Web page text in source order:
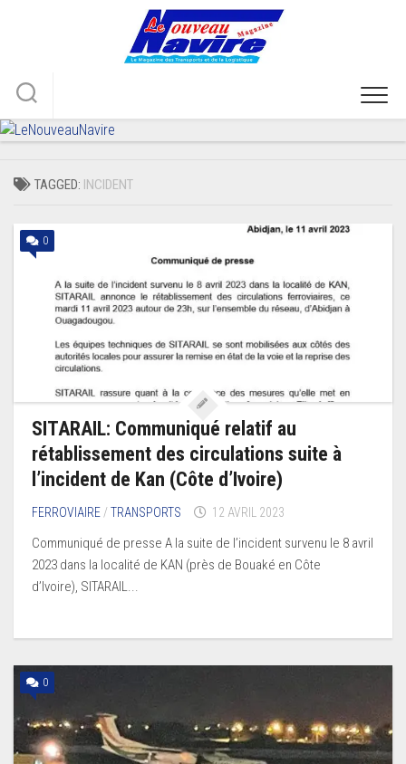
TAGGED: INCIDENT
0
SITARAIL: Communiqué relatif au
rétablissement des circulations suite à
l’incident de Kan (Côte d’Ivoire)
FERROVIAIRE /TRANSPORTS 12 AVRIL 2023
Communiqué de presse A la suite de l’incident survenu le 8 avril
2023 dans la localité de KAN (près de Bouaké en Côte
d’Ivoire), SITARAIL...
0